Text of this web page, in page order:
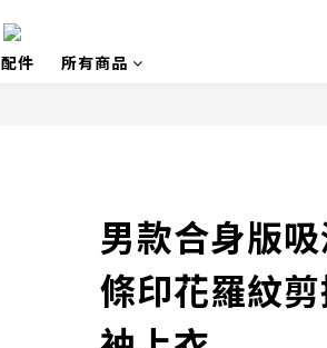
配件 所有商品
男款合身版
條印花羅紋